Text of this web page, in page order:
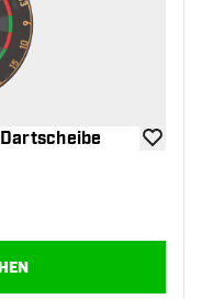
Zur